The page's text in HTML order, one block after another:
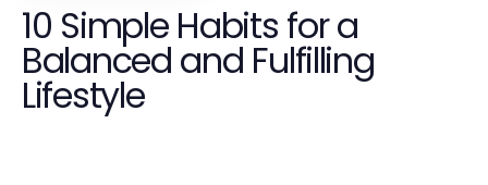
10 Simple Habits for a
Balanced and Fulfilling
Lifestyle